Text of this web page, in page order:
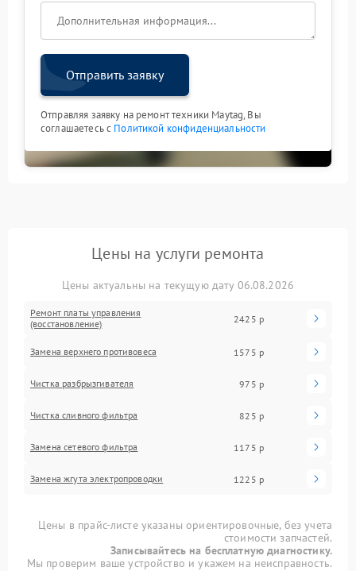
Отправить заявку
Отправляя заявку на ремонт техники Maytag, Вы
соглашаетесь с Политикой конфиденциальности
Цены на услуги ремонта
Цены актуальны на текущую дату 06.08.2026
Ремонт платы управления
(восстановление)
2425 р
Замена верхнего противовеса 1575 р
Чистка разбрызгивателя 975 р
Чистка сливного фильтра 825 р
Замена сетевого фильтра 1175 р
Замена жгута электропроводки 1225 р
Цены в прайс-листе указаны ориентировочные, без учета
стоимости запчастей.
Записывайтесь на бесплатную диагностику.
Мы проверим ваше устройство и укажем на неисправность.